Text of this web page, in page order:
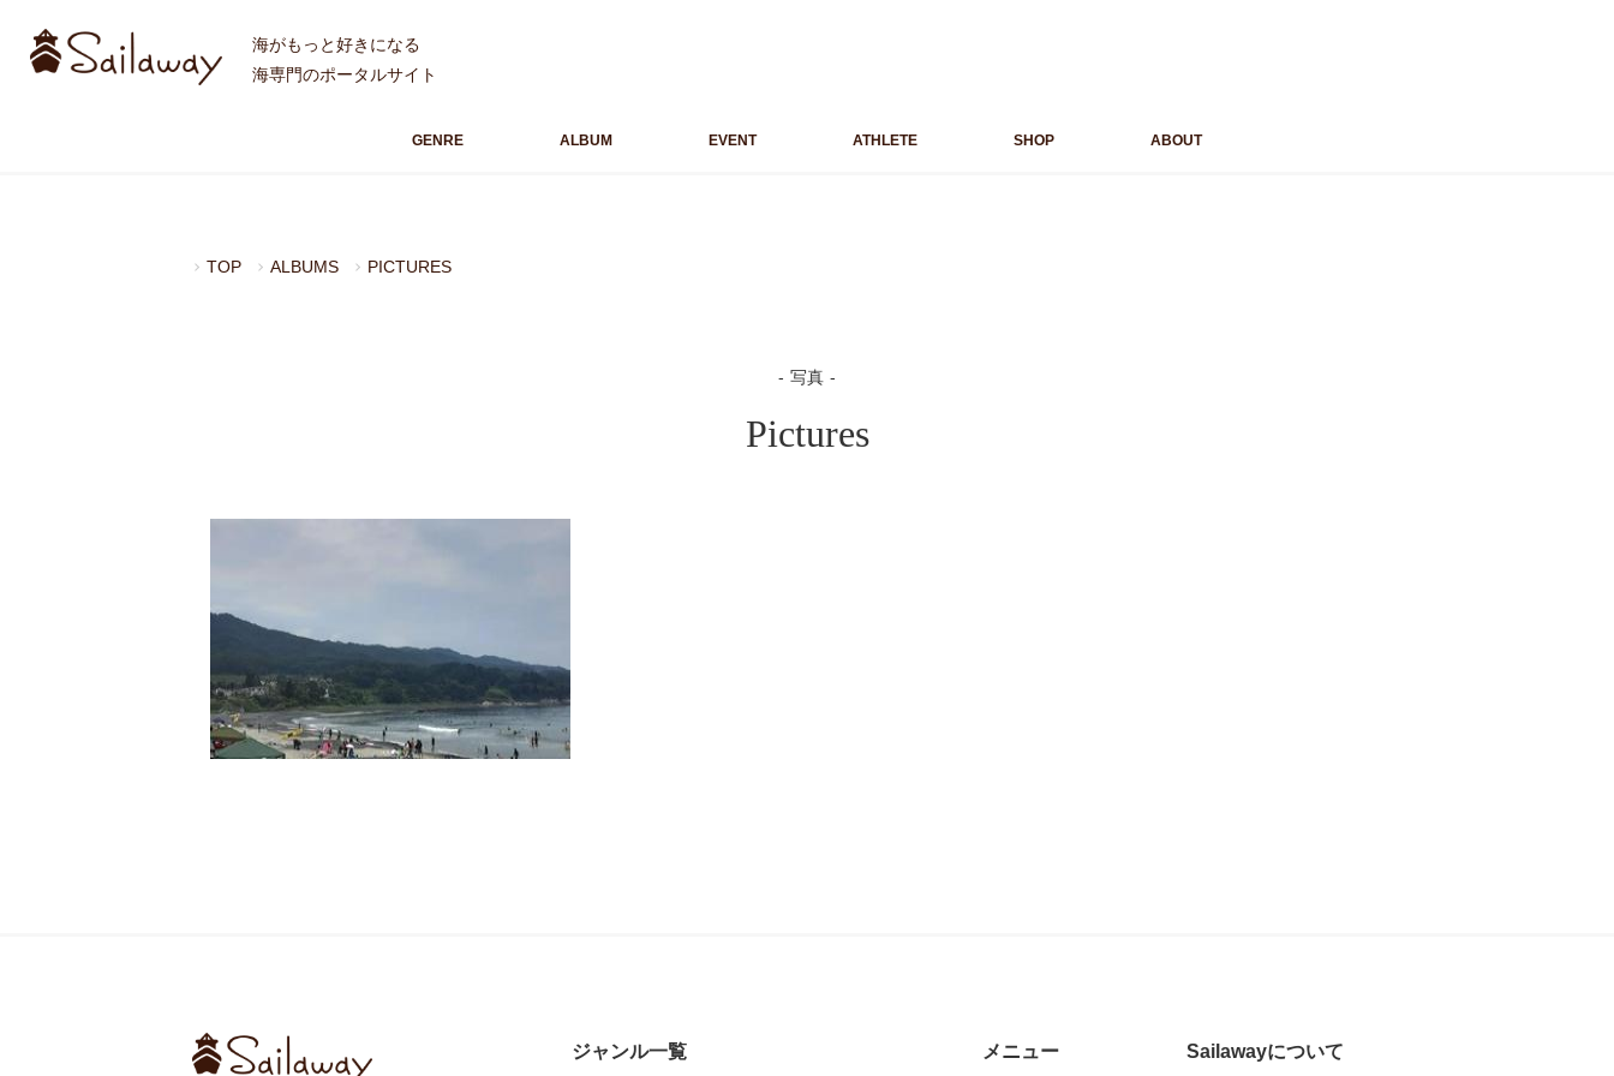
海がもっと好きになる
海専門のポータルサイト
GENRE ALBUM EVENT ATHLETE SHOP ABOUT
TOP ALBUMS PICTURES
写真
Pictures
ジャンル一覧 メニュー Sailawayについて